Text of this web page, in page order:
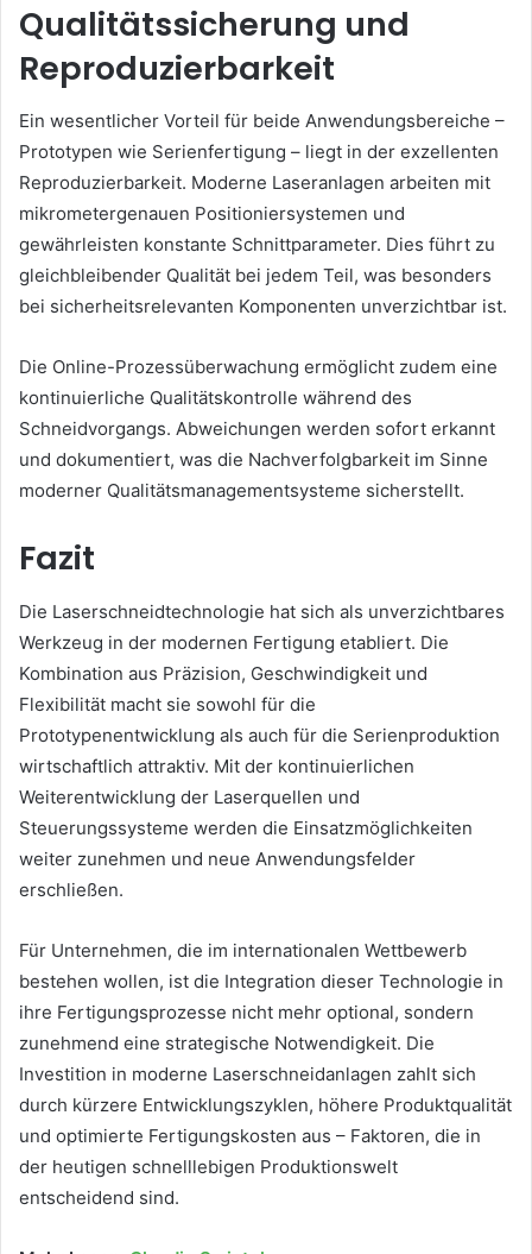
Qualitätssicherung und
Reproduzierbarkeit
Ein wesentlicher Vorteil für beide Anwendungsbereiche –
Prototypen wie Serienfertigung – liegt in der exzellenten
Reproduzierbarkeit. Moderne Laseranlagen arbeiten mit
mikrometergenauen Positioniersystemen und
gewährleisten konstante Schnittparameter. Dies führt zu
gleichbleibender Qualität bei jedem Teil, was besonders
bei sicherheitsrelevanten Komponenten unverzichtbar ist.
Die Online-Prozessüberwachung ermöglicht zudem eine
kontinuierliche Qualitätskontrolle während des
Schneidvorgangs. Abweichungen werden sofort erkannt
und dokumentiert, was die Nachverfolgbarkeit im Sinne
moderner Qualitätsmanagementsysteme sicherstellt.
Fazit
Die Laserschneidtechnologie hat sich als unverzichtbares
Werkzeug in der modernen Fertigung etabliert. Die
Kombination aus Präzision, Geschwindigkeit und
Flexibilität macht sie sowohl für die
Prototypenentwicklung als auch für die Serienproduktion
wirtschaftlich attraktiv. Mit der kontinuierlichen
Weiterentwicklung der Laserquellen und
Steuerungssysteme werden die Einsatzmöglichkeiten
weiter zunehmen und neue Anwendungsfelder
erschließen.
Für Unternehmen, die im internationalen Wettbewerb
bestehen wollen, ist die Integration dieser Technologie in
ihre Fertigungsprozesse nicht mehr optional, sondern
zunehmend eine strategische Notwendigkeit. Die
Investition in moderne Laserschneidanlagen zahlt sich
durch kürzere Entwicklungszyklen, höhere Produktqualität
und optimierte Fertigungskosten aus – Faktoren, die in
der heutigen schnelllebigen Produktionswelt
entscheidend sind.